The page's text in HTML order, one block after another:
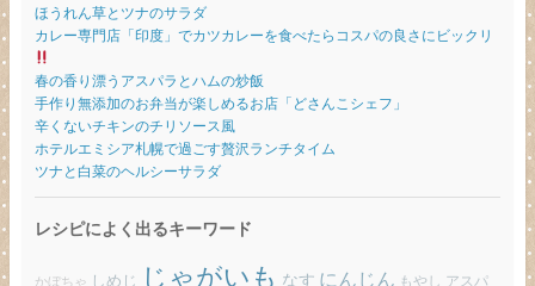
ほうれん草とツナのサラダ
カレー専門店「印度」でカツカレーを食べたらコスパの良さにビックリ
春の香り漂うアスパラとハムの炒飯
手作り無添加のお弁当が楽しめるお店「どさんこシェフ」
辛くないチキンのチリソース風
ホテルエミシア札幌で過ごす贅沢ランチタイム
ツナと白菜のヘルシーサラダ
レシピによく出るキーワード
かぼちゃ しめじ じゃがいも なす にんじん もやし アスパ